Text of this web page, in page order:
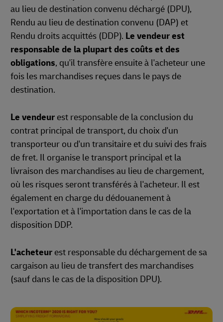
au lieu de destination convenu déchargé (DPU),
Rendu au lieu de destination convenu (DAP) et
Rendu droits acquittés (DDP). Le vendeur est
responsable de la plupart des coûts et des
obligations, qu'il transfère ensuite à l'acheteur une
fois les marchandises reçues dans le pays de
destination.
Le vendeur est responsable de la conclusion du
contrat principal de transport, du choix d'un
transporteur ou d'un transitaire et du suivi des frais
de fret. Il organise le transport principal et la
livraison des marchandises au lieu de chargement,
où les risques seront transférés à l'acheteur. Il est
également en charge du dédouanement à
l'exportation et à l'importation dans le cas de la
disposition DDP.
L'acheteur est responsable du déchargement de sa
cargaison au lieu de transfert des marchandises
(sauf dans le cas de la disposition DPU).